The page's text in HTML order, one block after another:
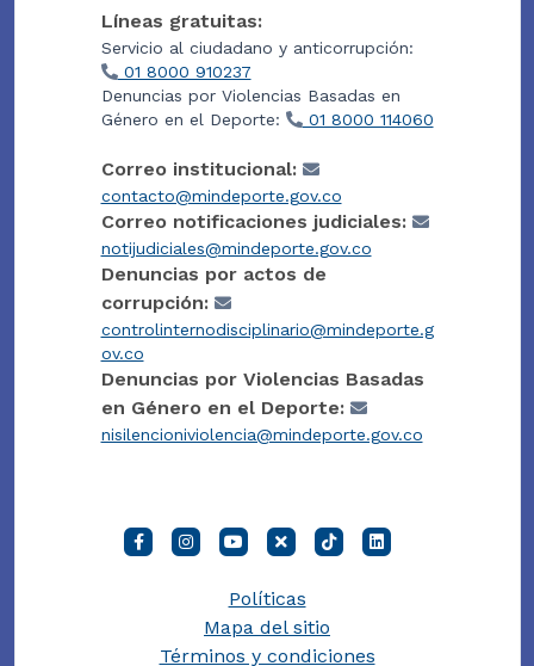
Líneas gratuitas:
Servicio al ciudadano y anticorrupción:
01 8000 910237
Denuncias por Violencias Basadas en
Género en el Deporte:
01 8000 114060
Correo institucional:
contacto@mindeporte.gov.co
Correo notificaciones judiciales:
notijudiciales@mindeporte.gov.co
Denuncias por actos de
corrupción:
controlinternodisciplinario@mindeporte.g
ov.co
Denuncias por Violencias Basadas
en Género en el Deporte:
nisilencioniviolencia@mindeporte.gov.co
Políticas
Mapa del sitio
Términos y condiciones